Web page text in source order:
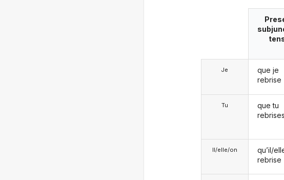
Je
Tu
Il/elle/on
que je
rebrise
que tu
rebrises
qu’il/
rebrise